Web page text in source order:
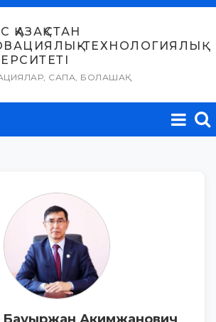
ҚАЗАҚСТАН
ТЕХНОЛОГИЯЛЫҚ
САПА, БОЛАШАҚ